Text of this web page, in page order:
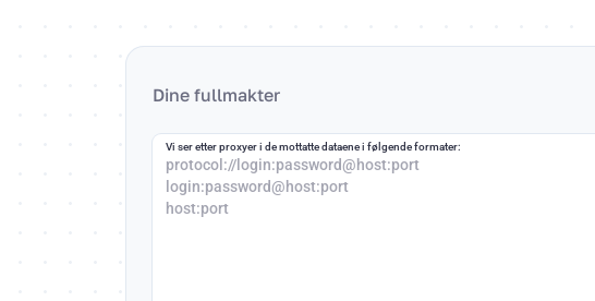
Dine fullmakter
Vi ser etter proxyer i de mottatte dataene i følgende formater:
protocol://login:password@host:port
login:password@host:port
host:port